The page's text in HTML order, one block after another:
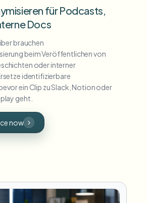
für Podcasts,
Docs
brauchen
beim Veröffentlichen von
oder interner
identifizierbare
ein Clip zu Slack, Notion oder
geht.
now